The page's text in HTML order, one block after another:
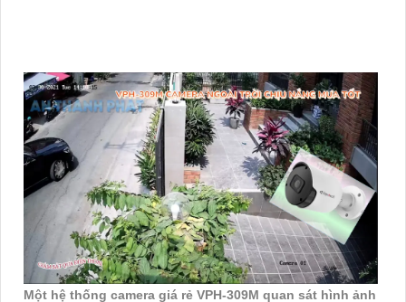
Một hệ thống camera giá rẻ VPH-309M quan sát hình ảnh